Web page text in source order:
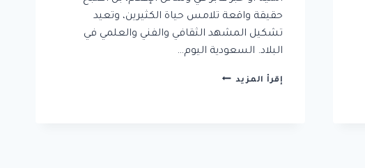
حقيقة واقعة تلامس حياة الكثيرين، وتعيد
تشكيل المشهد الثقافي والفني والعلمي في
البلاد. السعودية اليوم…
إقرأ المزيد كن